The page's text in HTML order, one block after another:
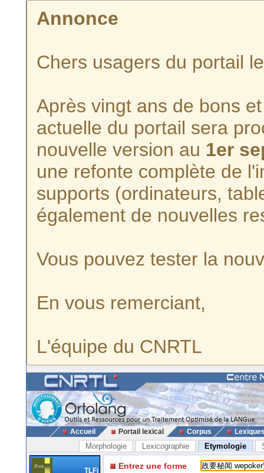
Annonce
Chers usagers du portail
Après vingt ans de bons
actuelle du portail sera
nouvelle version au 1er
une refonte complète de
supports (ordinateurs,
également de nouvelles
Vous pouvez tester la
En vous remerciant,
L'équipe du CNRTL
Accueil Portail lexical Corpus
Morphologie Lexicographie Etymologie
TLFi Entrez une forme